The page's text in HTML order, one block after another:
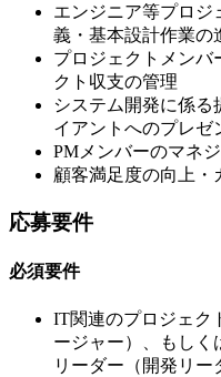
エンジニア等プロジ
義・基本設計作業の
プロジェクトメンバ
クト収支の管理
システム開発に係る
イアントへのプレゼ
PMメンバーのマネ
顧客満足度の向上・
応募要件
必須要件
IT関連のプロジェク
ージャー）、もしく
リーダー（開発リー